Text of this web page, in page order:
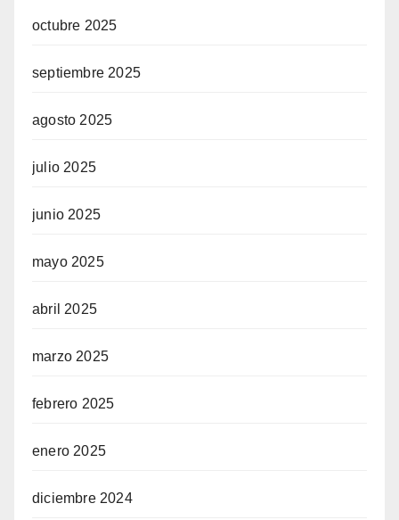
octubre 2025
septiembre 2025
agosto 2025
julio 2025
junio 2025
mayo 2025
abril 2025
marzo 2025
febrero 2025
enero 2025
diciembre 2024